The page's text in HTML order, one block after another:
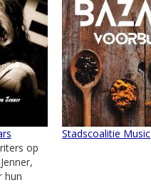
op
hun
Stadscoalitie Music